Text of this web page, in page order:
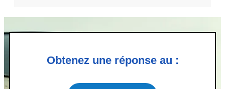
Obtenez une réponse au :